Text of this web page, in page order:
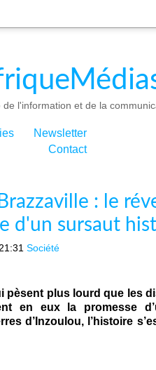
l'information et de la
Newsletter
Contact
: le
d'un sursaut
Société
pèsent plus lourd que les
en eux la promesse
d’Inzoulou, l’histoire